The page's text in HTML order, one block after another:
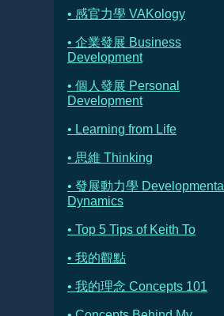
• 感官力學 VAKology
• 企業發展 Business
Development
• 個人發展 Personal
Development
• Learning from Life
• 思維 Thinking
• 發展動力學 Developmental
Dynamics
• Top 5 Tips of Keith To
• 我的觀點
• 我的理念 Concepts 101